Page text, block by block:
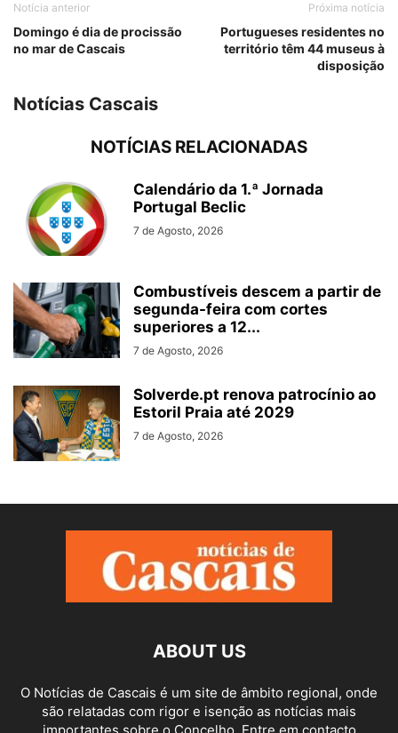
Notícia anterior
Domingo é dia de procissão
no mar de Cascais
Próxima notícia
Portugueses residentes no
território têm 44 museus à
disposição
Notícias Cascais
NOTÍCIAS RELACIONADAS
Calendário da 1.ª Jornada
Portugal Beclic
7 de Agosto, 2026
Combustíveis descem a partir de
segunda-feira com cortes
superiores a 12...
7 de Agosto, 2026
Solverde.pt renova patrocínio ao
Estoril Praia até 2029
7 de Agosto, 2026
ABOUT US
O Notícias de Cascais é um site de âmbito regional, onde
são relatadas com rigor e isenção as notícias mais